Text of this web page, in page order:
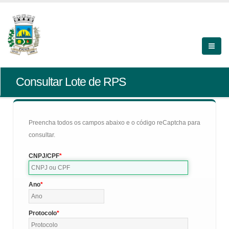
Consultar Lote de RPS
Preencha todos os campos abaixo e o código reCaptcha para
consultar.
CNPJ/CPF
Ano
Protocolo